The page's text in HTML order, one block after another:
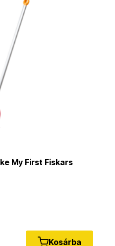
My First Fiskars
Kosárba